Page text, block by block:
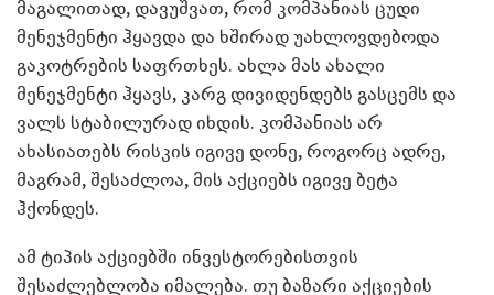
მაგალითად, დავუშვათ, რომ კომპანიას ცუდი
მენეჯმენტი ჰყავდა და ხშირად უახლოვდებოდა
გაკოტრების საფრთხეს. ახლა მას ახალი
მენეჯმენტი ჰყავს, კარგ დივიდენდებს გასცემს და
ვალს სტაბილურად იხდის. კომპანიას არ
ახასიათებს რისკის იგივე დონე, როგორც ადრე,
მაგრამ, შესაძლოა, მის აქციებს იგივე ბეტა
ჰქონდეს.
ამ ტიპის აქციებში ინვესტორებისთვის
შესაძლებლობა იმალება. თუ ბაზარი აქციების